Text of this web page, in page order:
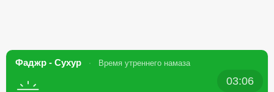
Фаджр - Сухур Время утреннего намаза
03:06